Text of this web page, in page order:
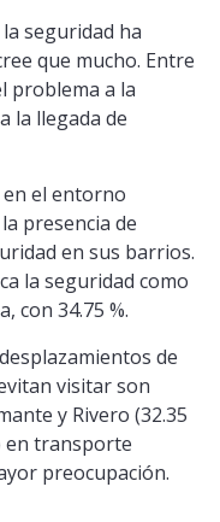
seguridad ha
que mucho. Entre
problema a la
la llegada de
en el entorno
presencia de
en sus barrios.
la seguridad como
con 34.75 %.
de
visitar son
y Rivero (32.35
en transporte
preocupación.